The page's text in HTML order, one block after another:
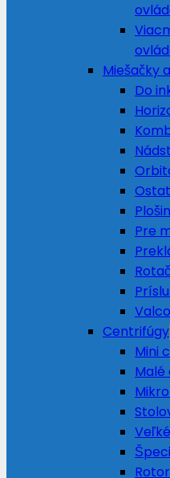
Miešačky
Do
Pre
Centrifúgy
Mini